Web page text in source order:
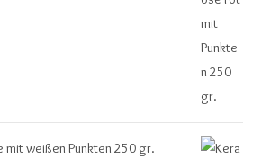
mit weißen Punkten 250 gr.